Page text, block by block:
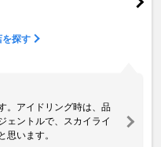
を探す
。アイドリング時は、品
ェントルで、スカイライ
思います。